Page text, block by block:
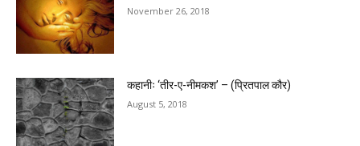
November 26, 2018
कहानीः ‘तीर-ए-नीमकश’ – (प्रितपाल कौर)
August 5, 2018